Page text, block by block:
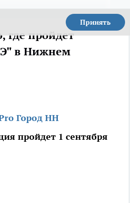
Принять
где пройдет
в Нижнем
Город НН
пройдет 1 сентября